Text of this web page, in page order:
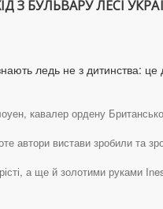
З БУЛЬВАРУ ЛЕСІ
ледь не з дитинства:
кавалер ордену
автори вистави зробили та
а ще й золотими руками